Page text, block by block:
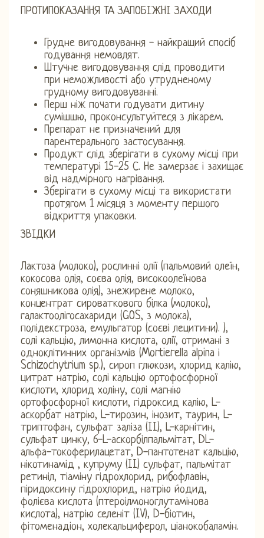
ПРОТИПОКАЗАННЯ ТА ЗАПОБІЖНІ ЗАХОДИ
Грудне вигодовування - найкращий спосіб
годування немовлят.
Штучне вигодовування слід проводити
при неможливості або утрудненому
грудному вигодовуванні.
Перш ніж почати годувати дитину
сумішшю, проконсультуйтеся з лікарем.
Препарат не призначений для
парентерального застосування.
Продукт слід зберігати в сухому місці при
температурі 15-25 С. Не замерзає і захищає
від надмірного нагрівання.
Зберігати в сухому місці та використати
протягом 1 місяця з моменту першого
відкриття упаковки.
ЗВІДКИ
Лактоза (молоко), рослинні олії (пальмовий олеїн,
кокосова олія, соєва олія, високоолеїнова
соняшникова олія), знежирене молоко,
концентрат сироваткового білка (молоко),
галактоолігосахариди (GOS, з молока),
полідекстроза, емульгатор (соєві лецитини). ),
солі кальцію, лимонна кислота, олії, отримані з
одноклітинних організмів (Mortierella alpina і
Schizochytrium sp.), сироп глюкози, хлорид калію,
цитрат натрію, солі кальцію ортофосфорної
кислоти, хлорид холіну, солі магнію
ортофосфорної кислоти, гідроксид калію, L-
аскорбат натрію, L-тирозин, інозит, таурин, L-
триптофан, сульфат заліза (II), L-карнітин,
сульфат цинку, 6-L-аскорбілпальмітат, DL-
альфа-токоферилацетат, D-пантотенат кальцію,
нікотинамід , купруму (II) сульфат, пальмітат
ретиніл, тіаміну гідрохлорид, рибофлавін,
піридоксину гідрохлорид, натрію йодид,
фолієва кислота (птероілмоноглутамінова
кислота), натрію селеніт (IV), D-біотин,
фітоменадіон, холекальциферол, ціанокобаламін.